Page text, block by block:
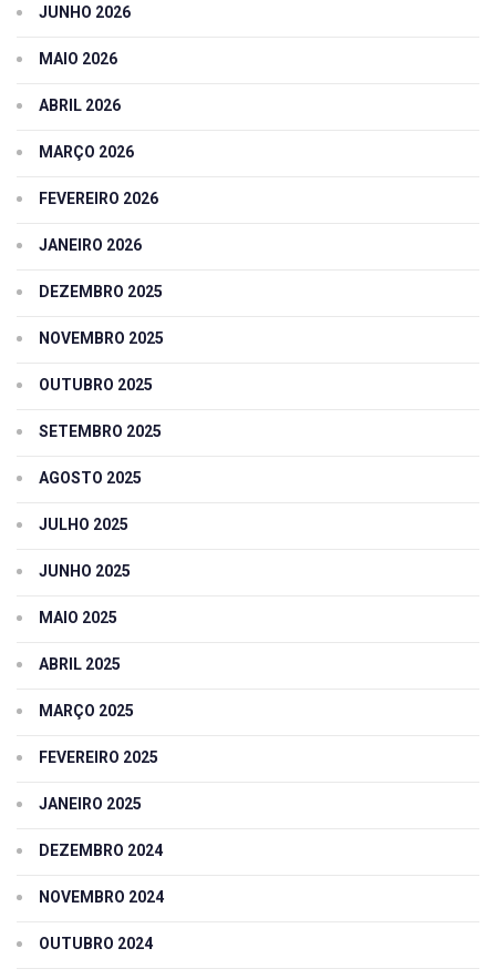
JUNHO 2026
MAIO 2026
ABRIL 2026
MARÇO 2026
FEVEREIRO 2026
JANEIRO 2026
DEZEMBRO 2025
NOVEMBRO 2025
OUTUBRO 2025
SETEMBRO 2025
AGOSTO 2025
JULHO 2025
JUNHO 2025
MAIO 2025
ABRIL 2025
MARÇO 2025
FEVEREIRO 2025
JANEIRO 2025
DEZEMBRO 2024
NOVEMBRO 2024
OUTUBRO 2024